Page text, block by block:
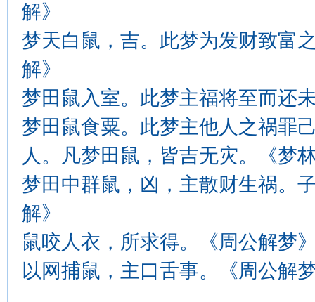
解》
梦天白鼠，吉。此梦为发财致富
解》
梦田鼠入室。此梦主福将至而还
梦田鼠食粟。此梦主他人之祸罪
人。凡梦田鼠，皆吉无灾。《梦
梦田中群鼠，凶，主散财生祸。
解》
鼠咬人衣，所求得。《周公解梦
以网捕鼠，主口舌事。《周公解